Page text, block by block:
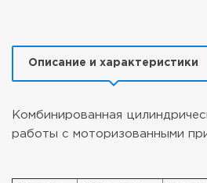
Описание и характеристики
Комбинированная
работы с моторизованными